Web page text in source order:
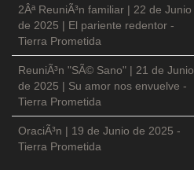
2Âª ReuniÃ³n familiar | 22 de Junio
de 2025 | El pariente redentor -
Tierra Prometida
ReuniÃ³n "SÃ© Sano" | 21 de Junio
de 2025 | Su amor nos envuelve -
Tierra Prometida
OraciÃ³n | 19 de Junio de 2025 -
Tierra Prometida